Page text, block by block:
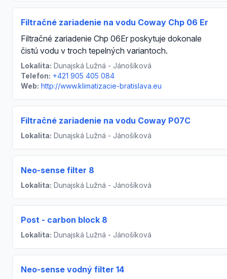
Filtračné zariadenie na vodu Coway Chp 06 Er
Filtračné zariadenie Chp 06Er poskytuje dokonale
čistú vodu v troch tepelných variantoch.
Lokalita: Dunajská Lužná - Jánošíková
Telefon: +421 905 405 084
Web: http://www.klimatizacie-bratislava.eu
Filtračné zariadenie na vodu Coway P07C
Lokalita: Dunajská Lužná - Jánošíková
Neo-sense filter 8
Lokalita: Dunajská Lužná - Jánošíková
Post - carbon block 8
Lokalita: Dunajská Lužná - Jánošíková
Neo-sense vodný filter 14